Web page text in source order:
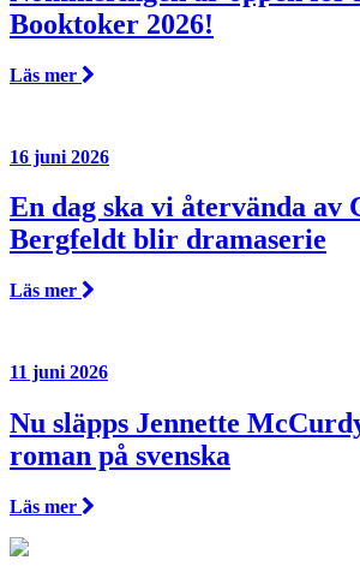
Booktoker 2026!
Läs mer
16 juni 2026
En dag ska vi återvända av
Bergfeldt blir dramaserie
Läs mer
11 juni 2026
Nu släpps Jennette
roman på svenska
Läs mer